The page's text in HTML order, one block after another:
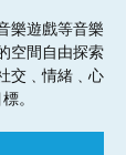
樂遊戲等音樂
空間自由探索
交﹑情緒﹑心
。